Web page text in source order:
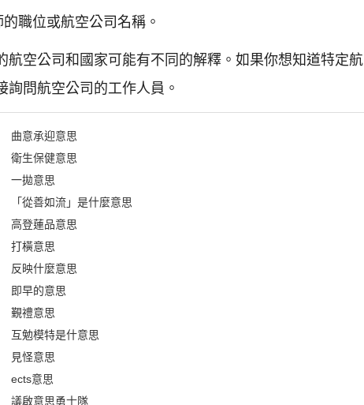
職位或航空公司名稱。
空公司和國家可能有不同的解釋。如果你想知道特定航
問航空公司的工作人員。
曲意承迎意思
衛生保健意思
一拋意思
「從善如流」是什麼意思
高登蓮品意思
打橫意思
反映什麼意思
即早的意思
覲禮意思
互勉模特是什意思
見怪意思
ects意思
議啟意思勇士隊